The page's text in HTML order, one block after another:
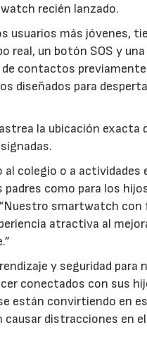
recién lanzado.
usuarios más jóvenes,
real, un botón SOS y
contactos
diseñados para
la ubicación exacta
colegio o a actividades
como para los
smartwatch con
atractiva al
y seguridad para
conectados con sus
están convirtiendo en
distracciones en el